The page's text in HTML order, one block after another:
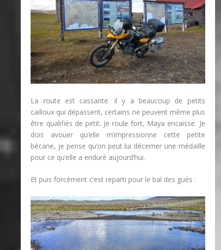
La route est cassante. il y a beaucoup de petits
cailloux qui dépassent, certains ne peuvent même plus
être qualifiés de petit. Je roule fort, Maya encaisse. Je
dois avouer qu’elle m’impressionne cette petite
bécane, je pense qu’on peut lui décerner une médaille
pour ce qu’elle a enduré aujourd’hui.
Et puis forcément c’est reparti pour le bal des gués :